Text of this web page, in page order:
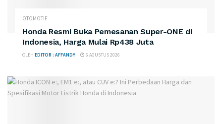
OTOMOTIF
Honda Resmi Buka Pemesanan Super-ONE di
Indonesia, Harga Mulai Rp438 Juta
OLEH EDITOR : AFFANDY 6 AGUSTUS 2026